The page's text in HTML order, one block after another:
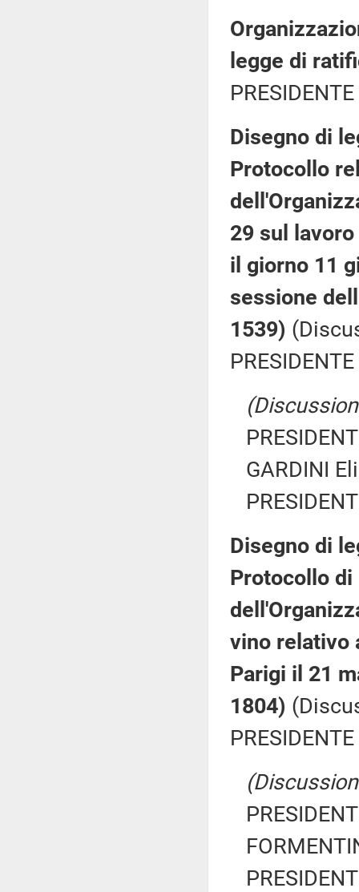
legge di
Disegno di
Protocollo
29 sul
il giorno 11
sessione
1539)
GARDINI
Disegno di
Protocollo
vino relativo
Parigi il 21
1804)